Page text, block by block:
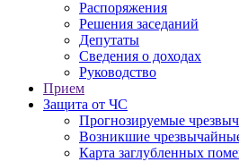
Распоряжения
Решения заседаний
Депутаты
Сведения о доходах
Руководство
Прием
Защита от ЧС
Прогнозируемые
Возникшие
Карта заглубленных